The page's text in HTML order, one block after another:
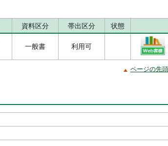
資料区分 帯出区分 状態
一般書 利用可
ページの先